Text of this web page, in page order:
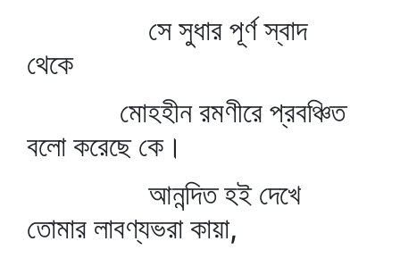
সে সুধার পূর্ণ স্বাদ
থেকে
মোহহীন রমণীরে প্রবঞ্চিত
বলো করেছে কে।
আনন্দিত হই দেখে
তোমার লাবণ্যভরা কায়া,